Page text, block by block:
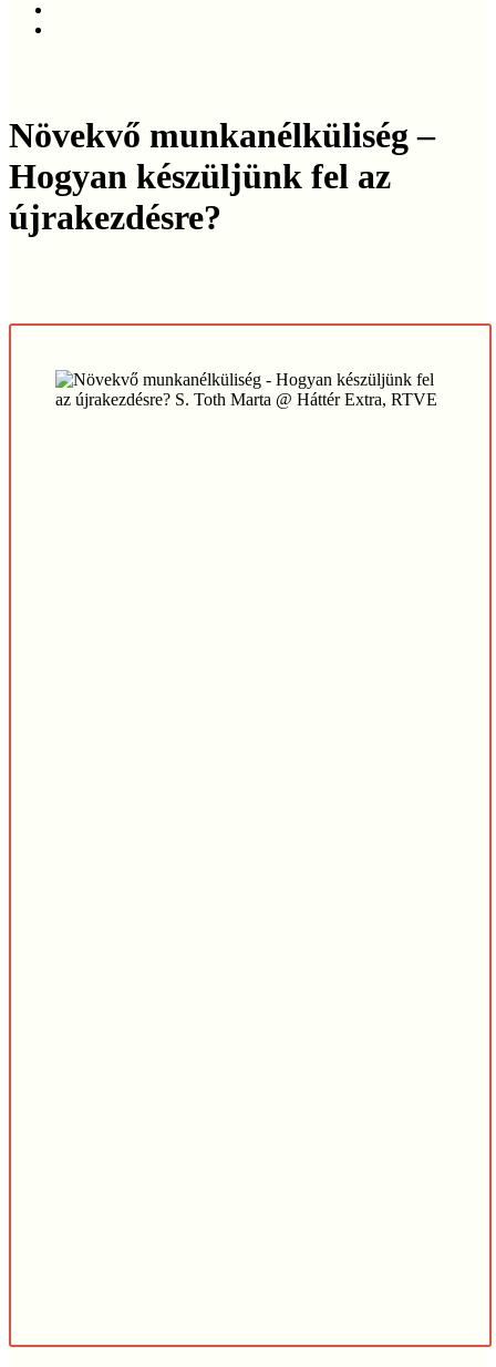
Növekvő munkanélküliség –
Hogyan készüljünk fel az
újrakezdésre?
Play
Video